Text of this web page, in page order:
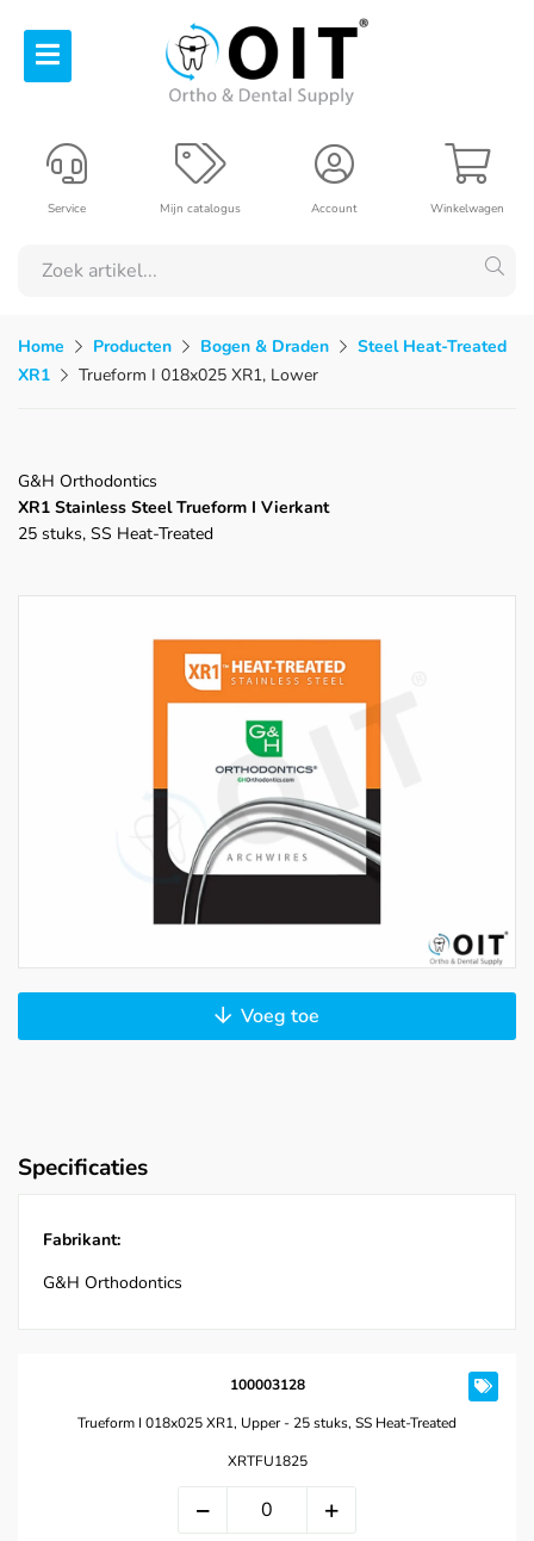
Winkelwagen
Account
Mijn catalogus
Service
Home Producten Bogen & Draden
Steel Heat-Treated
XR1
Trueform I 018x025 XR1, Lower
G&H Orthodontics
XR1 Stainless Steel Trueform I Vierkant
25 stuks, SS Heat-Treated
Voeg toe
Specificaties
Fabrikant:
G&H Orthodontics
100003128
Trueform I 018x025 XR1, Upper - 25 stuks, SS Heat-Treated
XRTFU1825